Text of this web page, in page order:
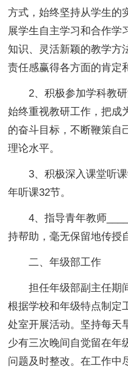
方式，始终坚持从学生的
展学生自主学习和合作学
知识、灵活新颖的教学方
责任感赢得各方面的肯定
2、积极参加学科教
始终重视教研工作，把成
的奋斗目标，不断鞭策自
理论水平。
3、积极深入课堂听
年听课32节。
4、指导青年教师
持帮助，毫无保留地传授
二、年级部工作
担任年级部副主任期
根据学校和年级特点制定
处室开展活动。坚持每天
少有三次晚间自觉留在年
问题及时整改。在工作中